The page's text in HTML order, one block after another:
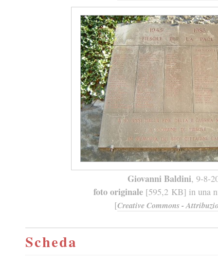
Giovanni Baldini, 9-8-
foto originale [595,2 KB] in una
[Creative Commons -
Scheda